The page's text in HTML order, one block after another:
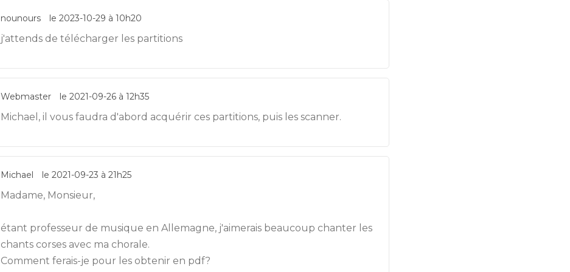
nounours le 2023-10-29 à 10h20
j'attends de télécharger les partitions
Webmaster le 2021-09-26 à 12h35
Michael, il vous faudra d'abord acquérir ces partitions, puis les scanner.
Michael le 2021-09-23 à 21h25
Madame, Monsieur,
étant professeur de musique en Allemagne, j'aimerais beaucoup chanter les
chants corses avec ma chorale.
Comment ferais-je pour les obtenir en pdf?